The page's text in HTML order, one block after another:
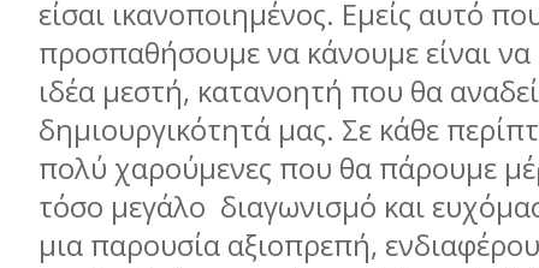
είσαι ικανοποιημένος. Εμείς αυτό
προσπαθήσουμε να κάνουμε είναι
ιδέα μεστή, κατανοητή που θα
δημιουργικότητά μας. Σε κάθε
πολύ χαρούμενες που θα πάρουμε
τόσο μεγάλο διαγωνισμό και
μια παρουσία αξιοπρεπή,